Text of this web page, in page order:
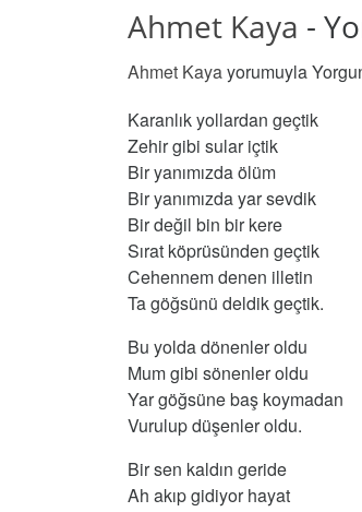
Ahmet Kaya -
Ahmet Kayayorumuyla
Karanlık yollardan geçtik
Zehir gibi sular içtik
Bir yanımızda ölüm
Bir yanımızda yar sevdik
Bir değil bin bir kere
Sırat köprüsünden geçtik
Cehennem denen illetin
Ta göğsünü deldik geçtik.
Bu yolda dönenler oldu
Mum gibi sönenler oldu
Yar göğsüne baş koymadan
Vurulup düşenler oldu.
Bir sen kaldın geride
Ah akıp gidiyor hayat